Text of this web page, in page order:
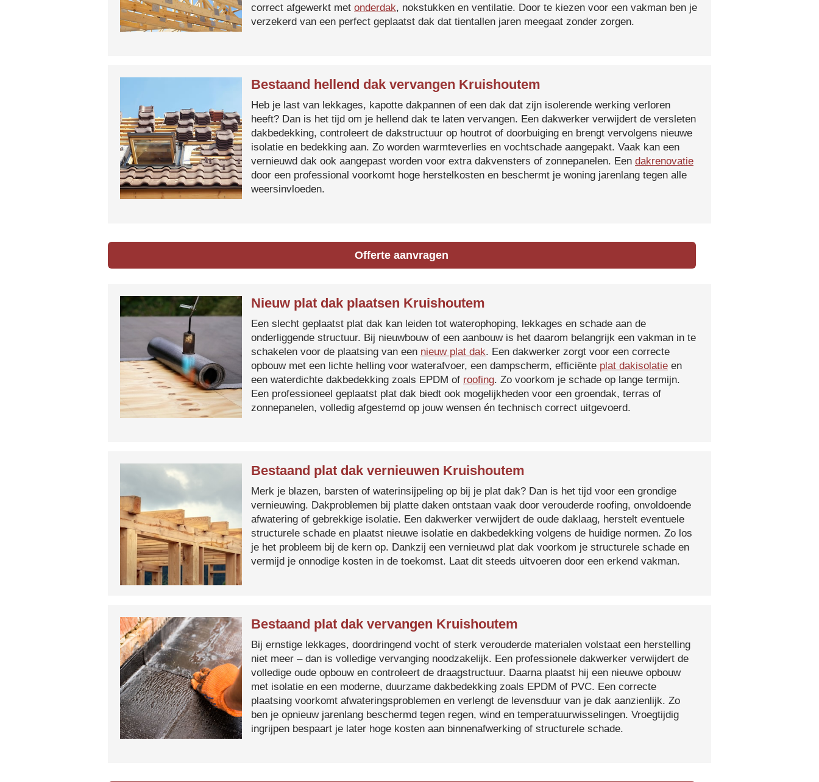
correct afgewerkt met onderdak, nokstukken en ventilatie. Door te kiezen voor een vakman ben je
verzekerd van een perfect geplaatst dak dat tientallen jaren meegaat zonder zorgen.
Bestaand hellend dak vervangen Kruishoutem
Heb je last van lekkages, kapotte dakpannen of een dak dat zijn isolerende werking verloren
heeft? Dan is het tijd om je hellend dak te laten vervangen. Een dakwerker verwijdert de versleten
dakbedekking, controleert de dakstructuur op houtrot of doorbuiging en brengt vervolgens nieuwe
isolatie en bedekking aan. Zo worden warmteverlies en vochtschade aangepakt. Vaak kan een
vernieuwd dak ook aangepast worden voor extra dakvensters of zonnepanelen. Een dakrenovatie
door een professional voorkomt hoge herstelkosten en beschermt je woning jarenlang tegen alle
weersinvloeden.
Offerte aanvragen
Nieuw plat dak plaatsen Kruishoutem
Een slecht geplaatst plat dak kan leiden tot waterophoping, lekkages en schade aan de
onderliggende structuur. Bij nieuwbouw of een aanbouw is het daarom belangrijk een vakman in te
schakelen voor de plaatsing van een nieuw plat dak. Een dakwerker zorgt voor een correcte
opbouw met een lichte helling voor waterafvoer, een dampscherm, efficiënte plat dakisolatie en
een waterdichte dakbedekking zoals EPDM of roofing. Zo voorkom je schade op lange termijn.
Een professioneel geplaatst plat dak biedt ook mogelijkheden voor een groendak, terras of
zonnepanelen, volledig afgestemd op jouw wensen én technisch correct uitgevoerd.
Bestaand plat dak vernieuwen Kruishoutem
Merk je blazen, barsten of waterinsijpeling op bij je plat dak? Dan is het tijd voor een grondige
vernieuwing. Dakproblemen bij platte daken ontstaan vaak door verouderde roofing, onvoldoende
afwatering of gebrekkige isolatie. Een dakwerker verwijdert de oude daklaag, herstelt eventuele
structurele schade en plaatst nieuwe isolatie en dakbedekking volgens de huidige normen. Zo los
je het probleem bij de kern op. Dankzij een vernieuwd plat dak voorkom je structurele schade en
vermijd je onnodige kosten in de toekomst. Laat dit steeds uitvoeren door een erkend vakman.
Bestaand plat dak vervangen Kruishoutem
Bij ernstige lekkages, doordringend vocht of sterk verouderde materialen volstaat een herstelling
niet meer – dan is volledige vervanging noodzakelijk. Een professionele dakwerker verwijdert de
volledige oude opbouw en controleert de draagstructuur. Daarna plaatst hij een nieuwe opbouw
met isolatie en een moderne, duurzame dakbedekking zoals EPDM of PVC. Een correcte
plaatsing voorkomt afwateringsproblemen en verlengt de levensduur van je dak aanzienlijk. Zo
ben je opnieuw jarenlang beschermd tegen regen, wind en temperatuurwisselingen. Vroegtijdig
ingrijpen bespaart je later hoge kosten aan binnenafwerking of structurele schade.